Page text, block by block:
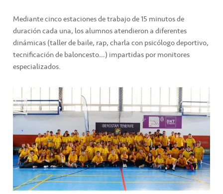
Mediante cinco estaciones de trabajo de 15 minutos de
duración cada una, los alumnos atendieron a diferentes
dinámicas (taller de baile, rap, charla con psicólogo deportivo,
tecnificación de baloncesto…) impartidas por monitores
especializados.